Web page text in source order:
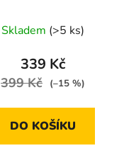
Skladem (>5 ks)
339 Kč
399 Kč (–15 %)
DO KOŠÍKU